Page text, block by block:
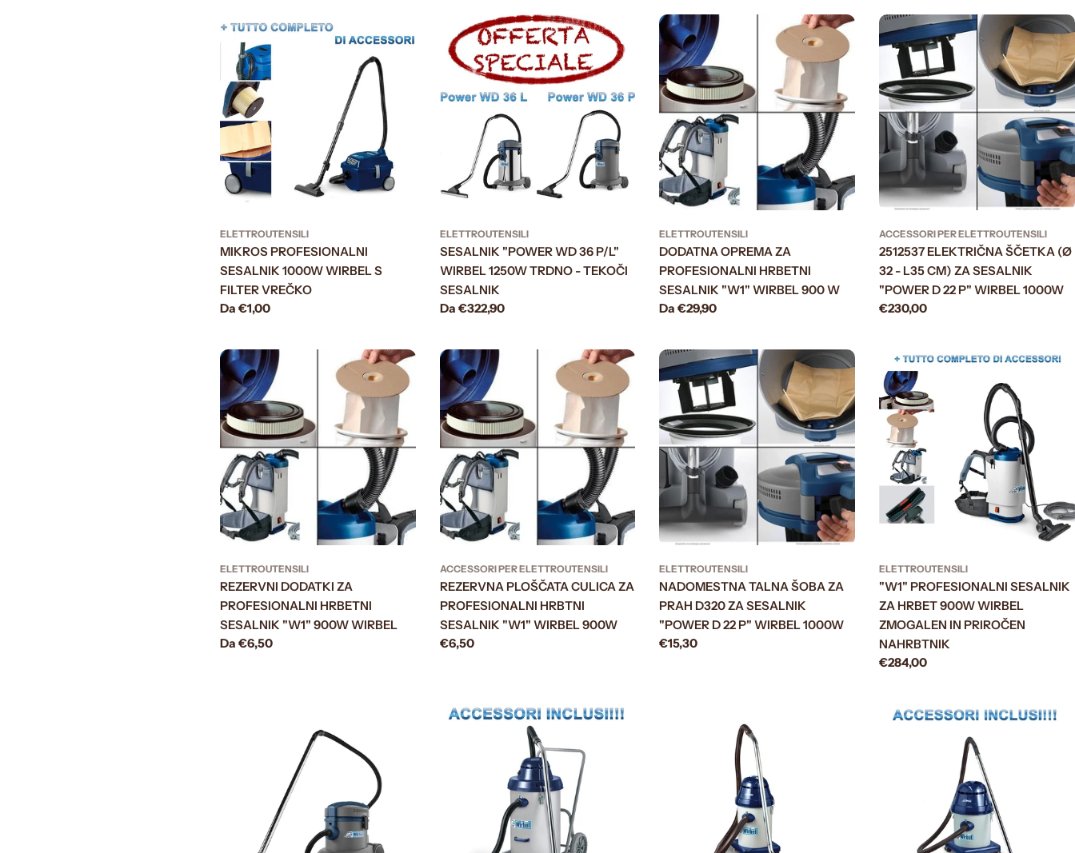
ELETTROUTENSILI
MIKROS PROFESIONALNI
SESALNIK 1000W WIRBEL S
FILTER VREČKO
Prezzo
Da €1,00
ELETTROUTENSILI
SESALNIK "POWER WD 36 P/L"
WIRBEL 1250W TRDNO - TEKOČI
SESALNIK
Prezzo
Da €322,90
ELETTROUTENSILI
DODATNA OPREMA ZA
PROFESIONALNI HRBETNI
SESALNIK "W1" WIRBEL 900 W
Prezzo
Da €29,90
ACCESSORI PER ELETTROUTENSILI
2512537 ELEKTRIČNA ŠČETKA (Ø
32 - L35 CM) ZA SESALNIK
"POWER D 22 P" WIRBEL 1000W
Prezzo
€230,00
ELETTROUTENSILI
REZERVNI DODATKI ZA
PROFESIONALNI HRBETNI
SESALNIK "W1" 900W WIRBEL
Prezzo
Da €6,50
ACCESSORI PER ELETTROUTENSILI
REZERVNA PLOŠČATA CULICA ZA
PROFESIONALNI HRBTNI
SESALNIK "W1" WIRBEL 900W
Prezzo
€6,50
ELETTROUTENSILI
NADOMESTNA TALNA ŠOBA ZA
PRAH D320 ZA SESALNIK
"POWER D 22 P" WIRBEL 1000W
Prezzo
€15,30
ELETTROUTENSILI
"W1" PROFESIONALNI SESALNIK
ZA HRBET 900W WIRBEL
ZMOGALEN IN PRIROČEN
NAHRBTNIK
Prezzo
€284,00